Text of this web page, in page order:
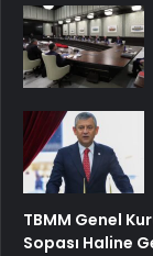
TBMM Genel
Sopası Haline